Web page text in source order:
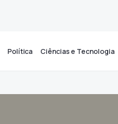
Política Ciências e Tecnologia